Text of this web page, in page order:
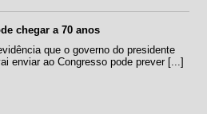
chegar a 70 anos
que o governo do presidente
enviar ao Congresso pode prever [...]